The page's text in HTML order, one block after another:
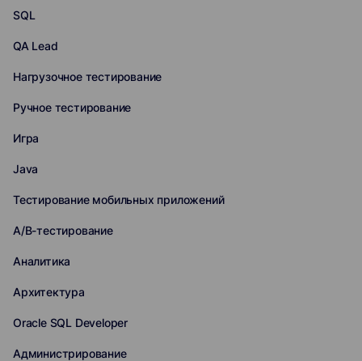
SQL
QA Lead
Нагрузочное тестирование
Ручное тестирование
Игра
Java
Тестирование мобильных приложений
A/B-тестирование
Аналитика
Архитектура
Oracle SQL Developer
Администрирование